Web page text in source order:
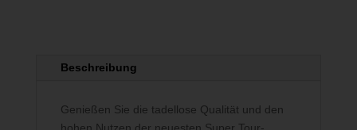
Beschreibung
Genießen Sie die tadellose Qualität und den